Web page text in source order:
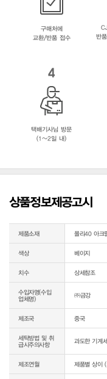
구매처에
교환/반품 접수
반
4
택배기사님 방문
(1~2일 내)
상품정보제공고시
제품소재 폴리40 아크
색상 베이지
치수 상세참조
수입자명(수입
업체명)
㈜금강
제조국 중국
세탁방법 및 취
급시주의사항
과도한 기계
제조연월 제품별 상이